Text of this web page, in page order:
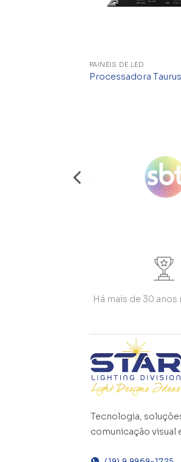
PAINÉIS DE LED
Processadora
Há mais de 30
Tecnologia,
comunicação